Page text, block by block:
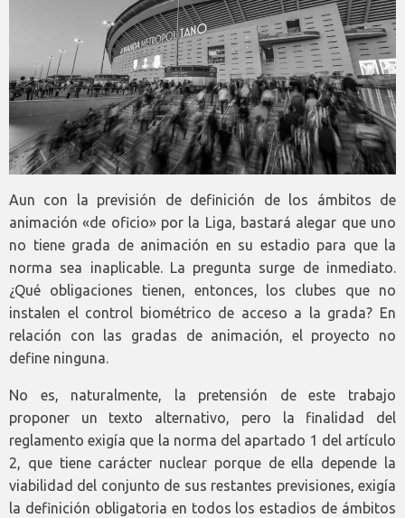
Aun con la previsión de definición de los ámbitos de
animación «de oficio» por la Liga, bastará alegar que uno
no tiene grada de animación en su estadio para que la
norma sea inaplicable. La pregunta surge de inmediato.
¿Qué obligaciones tienen, entonces, los clubes que no
instalen el control biométrico de acceso a la grada? En
relación con las gradas de animación, el proyecto no
define ninguna.
No es, naturalmente, la pretensión de este trabajo
proponer un texto alternativo, pero la finalidad del
reglamento exigía que la norma del apartado 1 del artículo
2, que tiene carácter nuclear porque de ella depende la
viabilidad del conjunto de sus restantes previsiones, exigía
la definición obligatoria en todos los estadios de ámbitos